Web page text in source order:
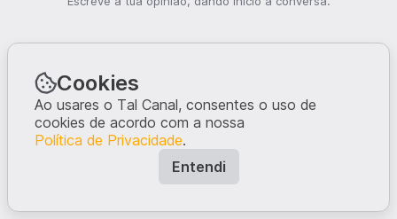
Cookies
Ao usares o Tal Canal, consentes o uso de
cookies de acordo com a nossa
Política de Privacidade.
Entendi